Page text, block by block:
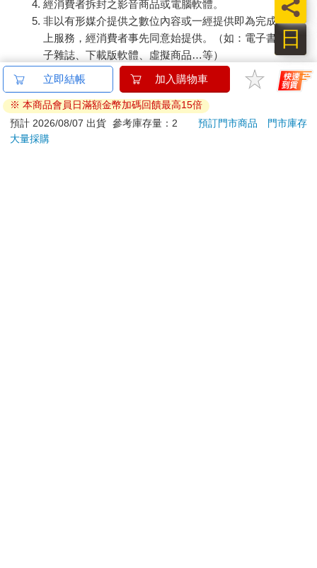
經消費者拆封之影音商品或電腦軟體。
非以有形媒介提供之數位內容或一經提供即為完成之線
上服務，經消費者事先同意始提供。（如：電子書、電
子雜誌、下載版軟體、虛擬商品…等）
已拆封之個人衛生用品。（如：內衣褲、刮鬍刀、除毛
若非上列種類商品，均享有到貨7天的猶豫期（含例假
日）。
辦理退換貨時，商品（組合商品恕無法接受單獨退貨）必須
日
員